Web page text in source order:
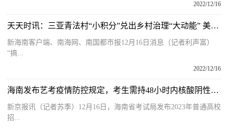
2022/12/16
天天时讯：三亚青法村“小积分”兑出乡村治理“大动能” 美丽乡村建设由“站着看”变“争着干”
新海南客户端、南海网、南国都市报12月16日消息（记者利声富）
“搞...
2022/12/16
海南发布艺考疫情防控规定，考生需持48小时内核酸阴性证明
新京报讯（记者苏季）12月16日，海南省考试局发布2023年普通高校
招...